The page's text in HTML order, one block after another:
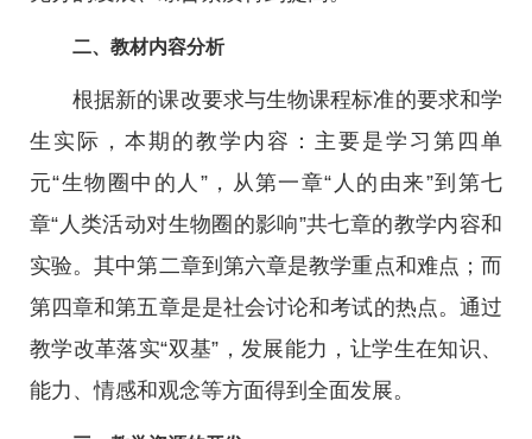
二、教材内容分析
根据新的课改要求与生物课程标准的要求和学
生实际，本期的教学内容：主要是学习第四单
元“生物圈中的人”，从第一章“人的由来”到第七
章“人类活动对生物圈的影响”共七章的教学内容和
实验。其中第二章到第六章是教学重点和难点；而
第四章和第五章是是社会讨论和考试的热点。通过
教学改革落实“双基”，发展能力，让学生在知识、
能力、情感和观念等方面得到全面发展。